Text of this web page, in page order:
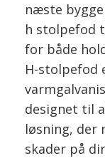
næste
h stolpefod
for både
H-stolpefod
designet til
løsning, der
skader på